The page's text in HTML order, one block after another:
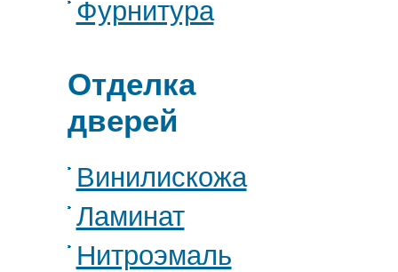
Фурнитура
Отделка
дверей
Винилискожа
Ламинат
Нитроэмаль